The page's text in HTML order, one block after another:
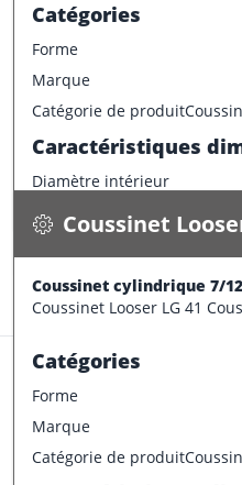
Champ de tolérance
Champ de tolérance longueur
Champ de tolérance
Tolérances de
Tolérance de l'arbre
Tolérance du logement
Catégories
Forme
Marque
Catégorie de produit
Caractéristiques
Diamètre intérieur
Diamètre extérieur
Epaisseur
Champ de tolérance
Champ de tolérance
Champ de tolérance longueur
Champ de tolérance
Coussinet Looser LG 41
0.005 kg / pce
Spécifications
Coussinet
Coussinet cylindrique 7/
Coussinet Looser LG 41
Catégories
Forme
Marque
Catégorie de produit
CONFECTIONNER
Stock:
Coussinet Looser LG 41